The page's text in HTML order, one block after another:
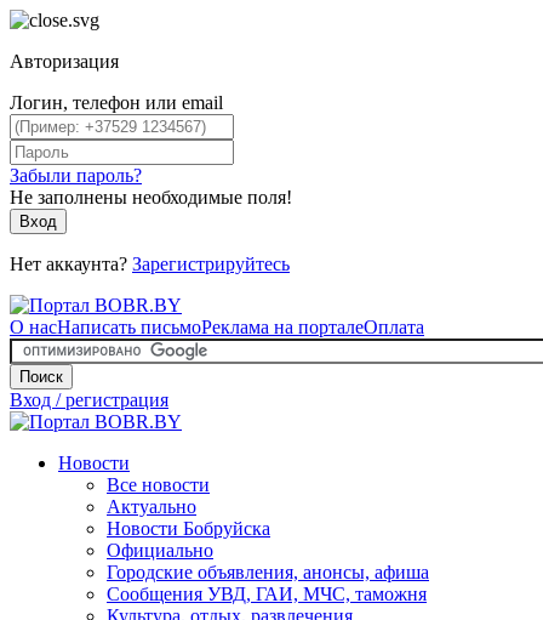
Авторизация
Логин, телефон или email
Забыли пароль?
Не заполнены необходимые поля!
Вход
Нет аккаунта? Зарегистрируйтесь
О насНаписать письмоРеклама на порталеОплата
Поиск
Вход / регистрация
Новости
Все новости
Актуально
Новости Бобруйска
Официально
Городские объявления, анонсы, афиша
Сообщения УВД, ГАИ, МЧС, таможня
Культура, отдых, развлечения